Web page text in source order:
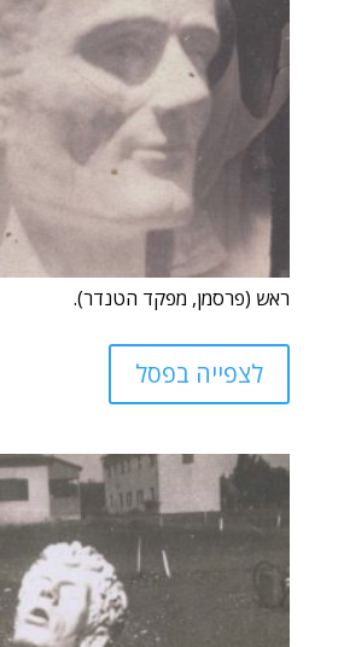
ראש (פרסמן, מפקד הטנדר).
לצפייה בפסל